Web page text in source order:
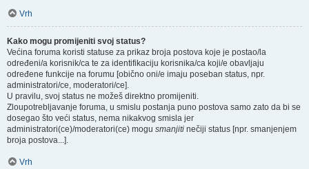
Vrh
Kako mogu promijeniti svoj status?
Većina foruma koristi statuse za prikaz broja postova koje je postao/la
određeni/a korisnik/ca te za identifikaciju korisnika/ca koji/e obavljaju
određene funkcije na forumu [obično oni/e imaju poseban status, npr.
administratori/ce, moderatori/ce].
U pravilu, svoj status ne možeš direktno promijeniti.
Zloupotrebljavanje foruma, u smislu postanja puno postova samo zato da bi se
dosegao što veći status, nema nikakvog smisla jer
administratori(ce)/moderatori(ce) mogu smanjiti nečiji status [npr. smanjenjem
broja postova...].
Vrh